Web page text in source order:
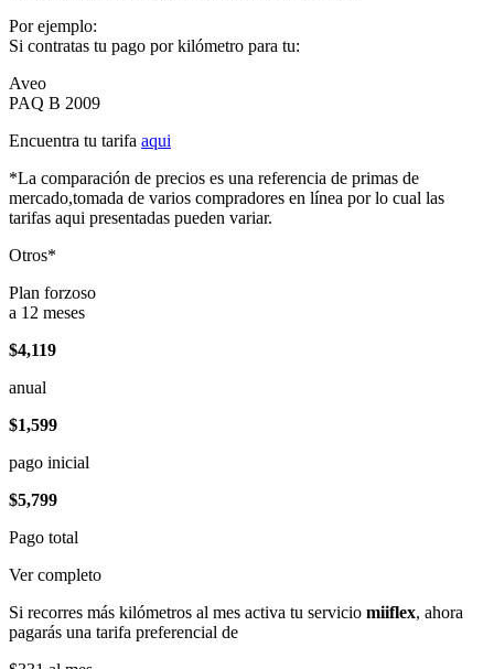
Por ejemplo:
Si contratas tu pago por kilómetro para tu:
Aveo
PAQ B 2009
Encuentra tu tarifa aqui
*La comparación de precios es una referencia de primas de
mercado,tomada de varios compradores en línea por lo cual las
tarifas aqui presentadas pueden variar.
Otros*
Plan forzoso
a 12 meses
$4,119
anual
$1,599
pago inicial
$5,799
Pago total
Ver completo
Si recorres más kilómetros al mes activa tu servicio miiflex, ahora
pagarás una tarifa preferencial de